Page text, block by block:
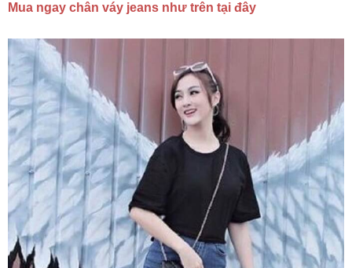
Mua ngay chân váy jeans như trên tại đây